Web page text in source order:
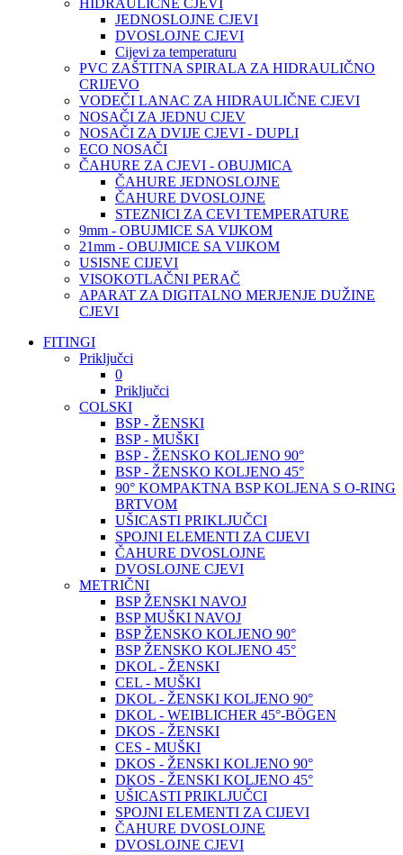
HIDRAULIČNE CJEVI
JEDNOSLOJNE CJEVI
DVOSLOJNE CJEVI
Cijevi za temperaturu
PVC ZAŠTITNA SPIRALA ZA HIDRAULIČNO
CRIJEVO
VODEČI LANAC ZA HIDRAULIČNE CJEVI
NOSAČI ZA JEDNU CJEV
NOSAČI ZA DVIJE CJEVI - DUPLI
ECO NOSAČI
ČAHURE ZA CJEVI - OBUJMICA
ČAHURE JEDNOSLOJNE
ČAHURE DVOSLOJNE
STEZNICI ZA CEVI TEMPERATURE
9mm - OBUJMICE SA VIJKOM
21mm - OBUJMICE SA VIJKOM
USISNE CIJEVI
VISOKOTLAČNI PERAČ
APARAT ZA DIGITALNO MERJENJE DUŽINE
CJEVI
FITINGI
Priključci
0
Priključci
COLSKI
BSP - ŽENSKI
BSP - MUŠKI
BSP - ŽENSKO KOLJENO 90°
BSP - ŽENSKO KOLJENO 45°
90° KOMPAKTNA BSP KOLJENA S O-RING
BRTVOM
UŠICASTI PRIKLJUČCI
SPOJNI ELEMENTI ZA CIJEVI
ČAHURE DVOSLOJNE
DVOSLOJNE CJEVI
METRIČNI
BSP ŽENSKI NAVOJ
BSP MUŠKI NAVOJ
BSP ŽENSKO KOLJENO 90°
BSP ŽENSKO KOLJENO 45°
DKOL - ŽENSKI
CEL - MUŠKI
DKOL - ŽENSKI KOLJENO 90°
DKOL - WEIBLICHER 45°-BÖGEN
DKOS - ŽENSKI
CES - MUŠKI
DKOS - ŽENSKI KOLJENO 90°
DKOS - ŽENSKI KOLJENO 45°
UŠICASTI PRIKLJUČCI
SPOJNI ELEMENTI ZA CIJEVI
ČAHURE DVOSLOJNE
DVOSLOJNE CJEVI